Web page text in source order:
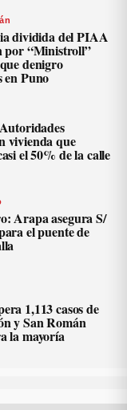
dividida del PIAA
por “Ministroll”
denigro
en Puno
vivienda que
el 50% de la calle
Arapa asegura S/
el puente de
1,113 casos de
y San Román
la mayoría